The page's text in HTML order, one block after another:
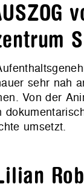
sehr nah
Von der
umsetzt.